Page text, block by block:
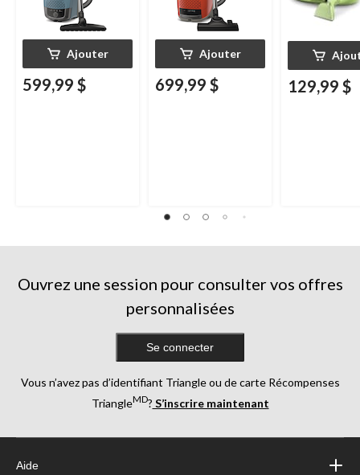
Ajouter
599,99 $
Ajouter
699,99 $ 129,99 $
Ouvrez une session pour consulter vos offres
personnalisées
Se connecter
Vous n’avez pas d’identifiant Triangle ou de carte Récompenses
TriangleMD? S’inscrire maintenant
Aide